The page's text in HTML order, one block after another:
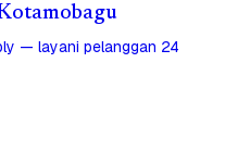
— layani pelanggan 24